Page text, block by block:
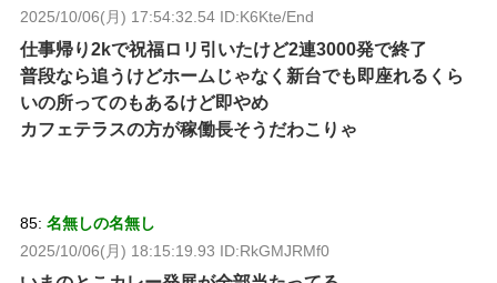
2025/10/06(月) 17:54:32.54 ID:K6Kte/End
仕事帰り2kで祝福ロリ引いたけど2連3000発で終了
普段なら追うけどホームじゃなく新台でも即座れるくら
いの所ってのもあるけど即やめ
カフェテラスの方が稼働長そうだわこりゃ
85: 名無しの名無し
2025/10/06(月) 18:15:19.93 ID:RkGMJRMf0